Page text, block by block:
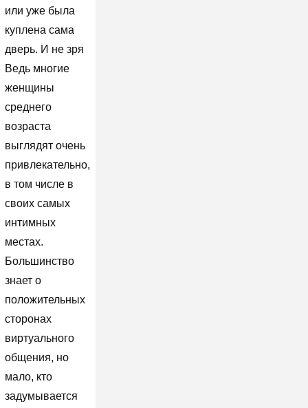
или уже была
куплена сама
дверь. И не зря
Ведь многие
женщины
среднего
возраста
выглядят очень
привлекательно,
в том числе в
своих самых
интимных
местах.
Большинство
знает о
положительных
сторонах
виртуального
общения, но
мало, кто
задумывается